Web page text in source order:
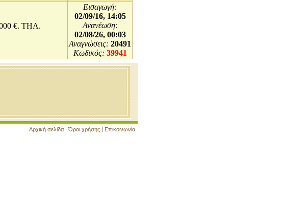
€. ΤΗΛ.
Εισαγωγή:
02/09/16, 14:05
Ανανέωση:
02/08/26, 00:03
Αναγνώσεις: 20491
Κωδικός: 39941
Αρχική σελίδα |Όροι χρήσης | Επικοινωνία